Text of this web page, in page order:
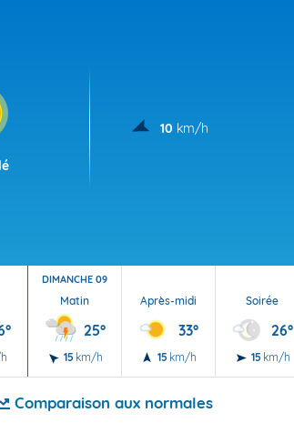
10 km/h
DIMANCHE 09
Matin
25°
15 km/h
Après-midi
33°
15 km/h
Soirée
26°
15 km/h
Comparaison aux normales